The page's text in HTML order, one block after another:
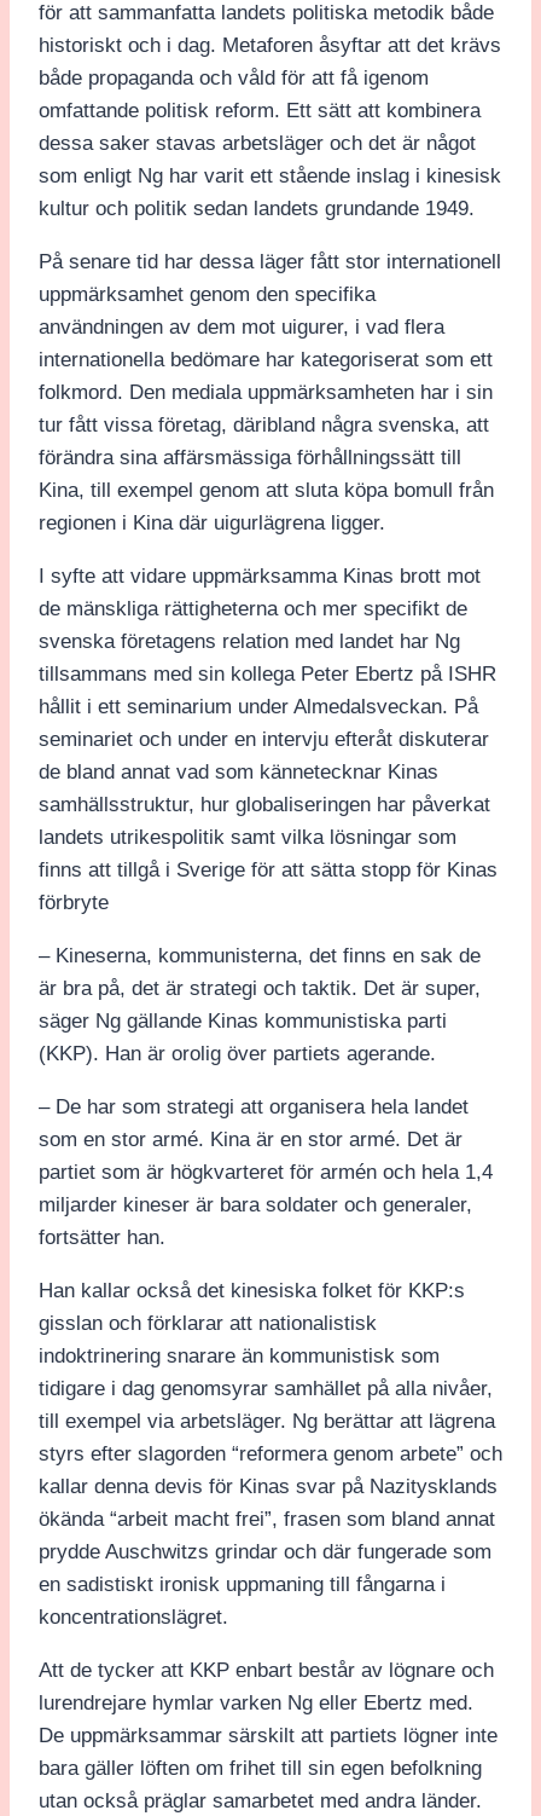
för att sammanfatta landets politiska metodik både
historiskt och i dag. Metaforen åsyftar att det krävs
både propaganda och våld för att få igenom
omfattande politisk reform. Ett sätt att kombinera
dessa saker stavas arbetsläger och det är något
som enligt Ng har varit ett stående inslag i kinesisk
kultur och politik sedan landets grundande 1949.
På senare tid har dessa läger fått stor internationell
uppmärksamhet genom den specifika
användningen av dem mot uigurer, i vad flera
internationella bedömare har kategoriserat som ett
folkmord. Den mediala uppmärksamheten har i sin
tur fått vissa företag, däribland några svenska, att
förändra sina affärsmässiga förhållningssätt till
Kina, till exempel genom att sluta köpa bomull från
regionen i Kina där uigurlägrena ligger.
I syfte att vidare uppmärksamma Kinas brott mot
de mänskliga rättigheterna och mer specifikt de
svenska företagens relation med landet har Ng
tillsammans med sin kollega Peter Ebertz på ISHR
hållit i ett seminarium under Almedalsveckan. På
seminariet och under en intervju efteråt diskuterar
de bland annat vad som kännetecknar Kinas
samhällsstruktur, hur globaliseringen har påverkat
landets utrikespolitik samt vilka lösningar som
finns att tillgå i Sverige för att sätta stopp för Kinas
förbryte
– Kineserna, kommunisterna, det finns en sak de
är bra på, det är strategi och taktik. Det är super,
säger Ng gällande Kinas kommunistiska parti
(KKP). Han är orolig över partiets agerande.
– De har som strategi att organisera hela landet
som en stor armé. Kina är en stor armé. Det är
partiet som är högkvarteret för armén och hela 1,4
miljarder kineser är bara soldater och generaler,
fortsätter han.
Han kallar också det kinesiska folket för KKP:s
gisslan och förklarar att nationalistisk
indoktrinering snarare än kommunistisk som
tidigare i dag genomsyrar samhället på alla nivåer,
till exempel via arbetsläger. Ng berättar att lägrena
styrs efter slagorden “reformera genom arbete” och
kallar denna devis för Kinas svar på Nazitysklands
ökända “arbeit macht frei”, frasen som bland annat
prydde Auschwitzs grindar och där fungerade som
en sadistiskt ironisk uppmaning till fångarna i
koncentrationslägret.
Att de tycker att KKP enbart består av lögnare och
lurendrejare hymlar varken Ng eller Ebertz med.
De uppmärksammar särskilt att partiets lögner inte
bara gäller löften om frihet till sin egen befolkning
utan också präglar samarbetet med andra länder.